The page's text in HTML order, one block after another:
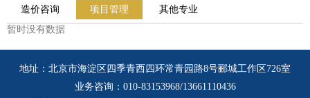
造价咨询
项目管理
其他专业
暂时没有数据
地址：北京市海淀区四季青西四环常青园路8号郦城工作区726室
业务咨询：010-83153968/13661110436